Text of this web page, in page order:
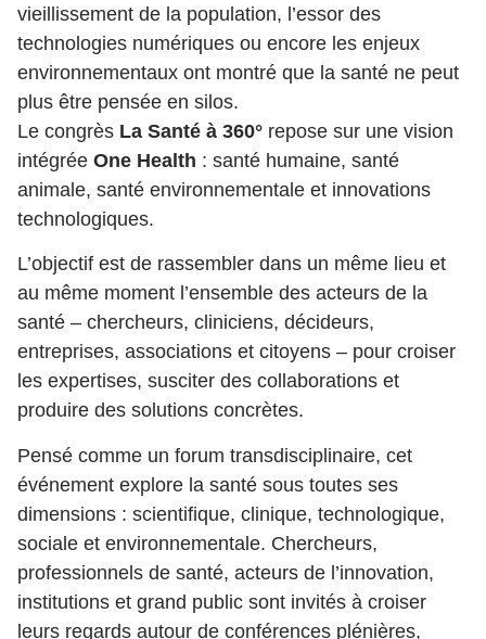
vieillissement de la population, l’essor des
technologies numériques ou encore les enjeux
environnementaux ont montré que la santé ne peut
plus être pensée en silos.
Le congrès La Santé à 360° repose sur une vision
intégrée One Health : santé humaine, santé
animale, santé environnementale et innovations
technologiques.
L’objectif est de rassembler dans un même lieu et
au même moment l’ensemble des acteurs de la
santé – chercheurs, cliniciens, décideurs,
entreprises, associations et citoyens – pour croiser
les expertises, susciter des collaborations et
produire des solutions concrètes.
Pensé comme un forum transdisciplinaire, cet
événement explore la santé sous toutes ses
dimensions : scientifique, clinique, technologique,
sociale et environnementale. Chercheurs,
professionnels de santé, acteurs de l’innovation,
institutions et grand public sont invités à croiser
leurs regards autour de conférences plénières,